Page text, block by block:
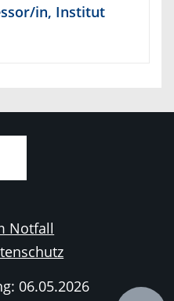
in, Institut
Notfall
06.05.2026